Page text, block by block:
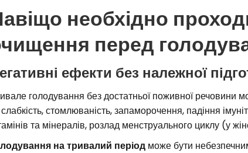
необхідно
перед
ефекти без належної
голодування без достатньої поживної речовини
стомлюваність, запаморочення, падіння
та мінералів, розлад менструального циклу (у
на тривалий періодможе бути